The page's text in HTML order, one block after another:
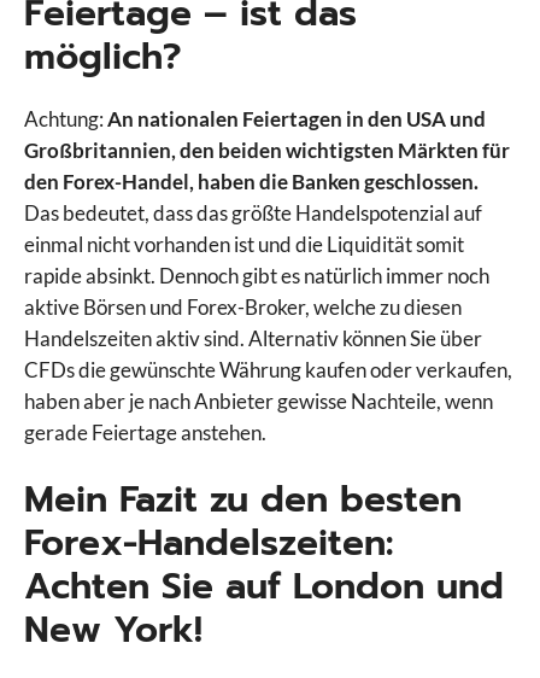
Feiertage – ist das
möglich?
Achtung:An nationalen Feiertagen in den USA und
Großbritannien, den beiden wichtigsten Märkten für
den Forex-Handel, haben die Banken geschlossen.
Das bedeutet, dass das größte Handelspotenzial auf
einmal nicht vorhanden ist und die Liquidität somit
rapide absinkt. Dennoch gibt es natürlich immer noch
aktive Börsen und Forex-Broker, welche zu diesen
Handelszeiten aktiv sind. Alternativ können Sie über
CFDs die gewünschte Währung kaufen oder verkaufen,
haben aber je nach Anbieter gewisse Nachteile, wenn
gerade Feiertage anstehen.
Mein Fazit zu den besten
Forex-Handelszeiten:
Achten Sie auf London und
New York!